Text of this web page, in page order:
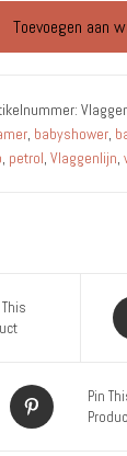
Toevoegen aan
babyshower
petrol Vlaggenlijn
Pin